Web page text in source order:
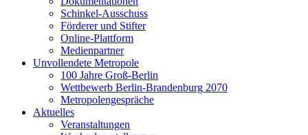
Schinkel-Ausschuss
Förderer und Stifter
Online-Plattform
Medienpartner
Unvollendete Metropole
100 Jahre Groß-Berlin
Wettbewerb Berlin-Brandenburg 2070
Metropolengespräche
Aktuelles
Veranstaltungen